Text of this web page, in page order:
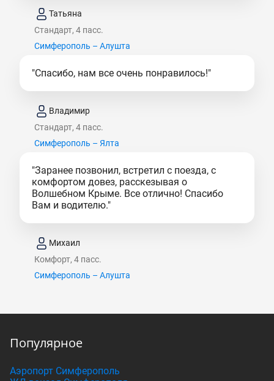
Татьяна
Стандарт, 4 пасс.
Симферополь – Алушта
"Спасибо, нам все очень понравилось!"
Владимир
Стандарт, 4 пасс.
Симферополь – Ялта
"Заранее позвонил, встретил с поезда, с
комфортом довез, расскезывая о
Волшебном Крыме. Все отлично! Спасибо
Вам и водителю."
Михаил
Комфорт, 4 пасс.
Симферополь – Алушта
Популярное
Аэропорт Симферополь